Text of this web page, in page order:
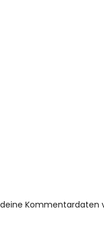
Kommentardaten